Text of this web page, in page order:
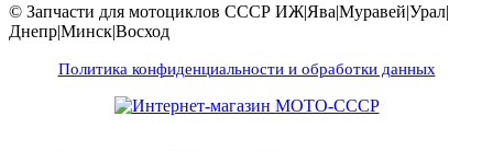
© Запчасти для мотоциклов СССР ИЖ|Ява|Муравей|Урал|
Днепр|Минск|Восход
Политика конфиденциальности и обработки данных